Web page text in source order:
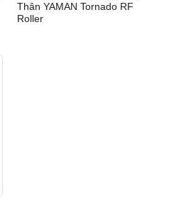
Thân YAMAN Tornado RF
Roller